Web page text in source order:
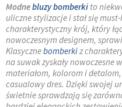
Modnebluzy bomberki to
uliczne stylizacje i stał się
charakterystyczny krój, który
nowoczesnym designem,
Klasycznebomberkiz
na suwak zyskały nowoczesne
materiałom, kolorom i
casualowy dres. Dzięki swojej
świetnie sprawdzają się